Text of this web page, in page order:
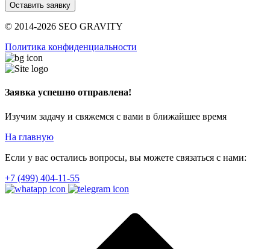
Оставить заявку
© 2014-2026 SEO GRAVITY
Политика конфиденциальности
Заявка успешно отправлена!
Изучим задачу и свяжемся с вами в ближайшее время
На главную
Если у вас остались вопросы, вы можете связаться с нами:
+7 (499) 404-11-55